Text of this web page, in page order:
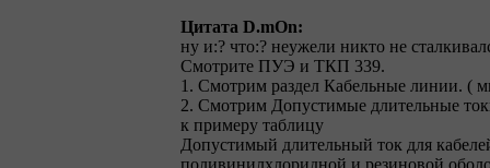
Цитата D.mOn:
ну и:? что:? неужели никто не
Смотрите ПУЭ и ТКП 339.
1. Смотрим раздел Кабельные линии. (
2. Смотрим Допустимые длительные
к примеру таблицу
Допустимый длительный ток для